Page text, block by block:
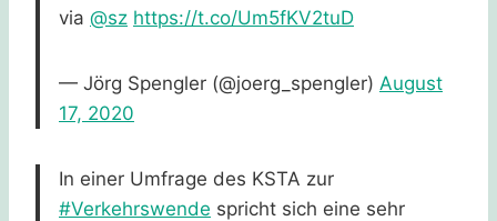
via @sz https://t.co/Um5fKV2tuD
— Jörg Spengler (@joerg_spengler) August
17, 2020
In einer Umfrage des KSTA zur
#Verkehrswende spricht sich eine sehr